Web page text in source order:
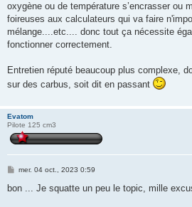
oxygène ou de température s’encrasser ou
foireuses aux calculateurs qui va faire
mélange....etc.... donc tout ça nécessite
fonctionner correctement.
Entretien réputé beaucoup plus complexe,
sur des carbus, soit dit en passant
Evatom
Pilote 125 cm3
M
s
mer. 04 oct., 2023 0:59
bon ... Je squatte un peu le topic, mille